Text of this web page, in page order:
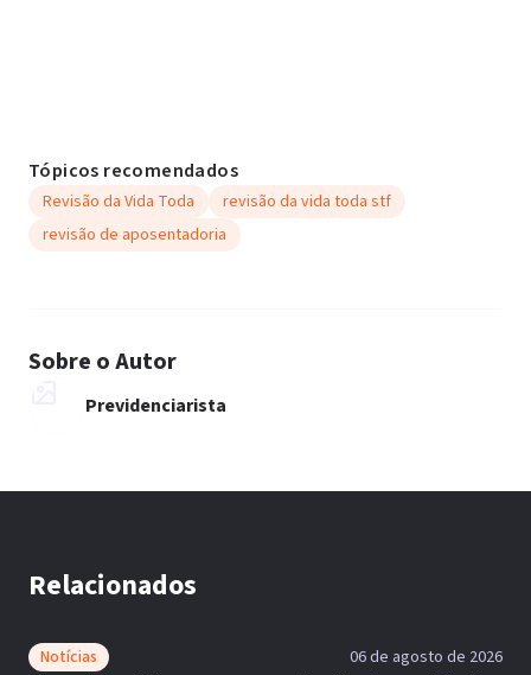
Tópicos recomendados
Revisão da Vida Toda
revisão da vida toda stf
revisão de aposentadoria
Sobre o Autor
Previdenciarista
Relacionados
Notícias 06 de agosto de 2026